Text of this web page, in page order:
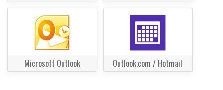
Microsoft Outlook Outlook.com / Hotmail